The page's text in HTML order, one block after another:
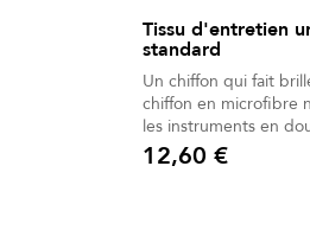
Tissu d'entretien
standard
Un chiffon qui fait
chiffon en microfibre
les instruments en douceur.
ultra fine protège
Lavable et durable, il
Prix
12,60 €